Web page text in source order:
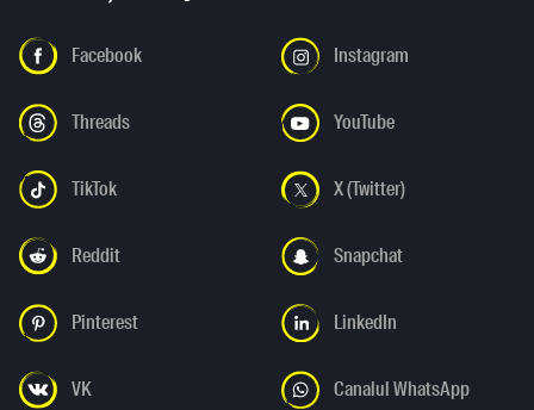
Facebook Instagram
Threads YouTube
TikTok X (Twitter)
Reddit Snapchat
Pinterest LinkedIn
VK Canalul WhatsApp